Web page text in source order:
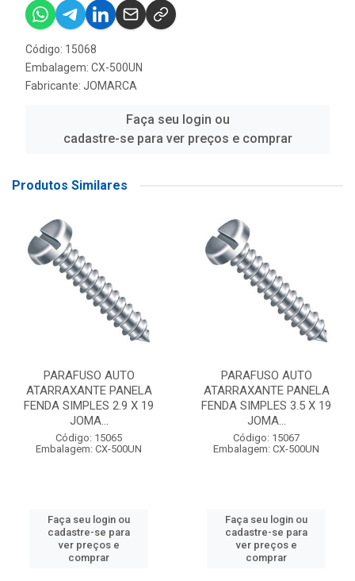
Código: 15068
Embalagem: CX-500UN
Fabricante: JOMARCA
Faça seu login ou
cadastre-se para ver preços e comprar
Produtos Similares
PARAFUSO AUTO
ATARRAXANTE PANELA
FENDA SIMPLES 2.9 X 19
JOMA...
Código: 15065
Embalagem: CX-500UN
Faça seu login ou
cadastre-se para
ver preços e
comprar
PARAFUSO AUTO
ATARRAXANTE PANELA
FENDA SIMPLES 3.5 X 19
JOMA...
Código: 15067
Embalagem: CX-500UN
Faça seu login ou
cadastre-se para
ver preços e
comprar